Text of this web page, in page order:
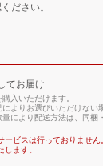
ださい。
てお届け
入いただけます。
よりお選びいただけない
により配送方法は、同梱
ービスは行っておりません
します。